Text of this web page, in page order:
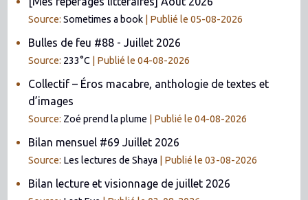
Source:Sometimes a book Publié le 05-08-2026
Bulles de feu #88 - Juillet 2026
Source: 233°C Publié le 04-08-2026
Collectif – Éros macabre, anthologie de textes et
d’images
Source: Zoé prend la plume Publié le 04-08-2026
Bilan mensuel #69 Juillet 2026
Source: Les lectures de Shaya Publié le 03-08-2026
Bilan lecture et visionnage de juillet 2026